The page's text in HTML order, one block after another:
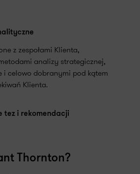
z zespołami Klienta,
analizy strategicznej,
i celowo dobranymi pod kątem
Klienta.
tez i rekomendacji
Thornton?